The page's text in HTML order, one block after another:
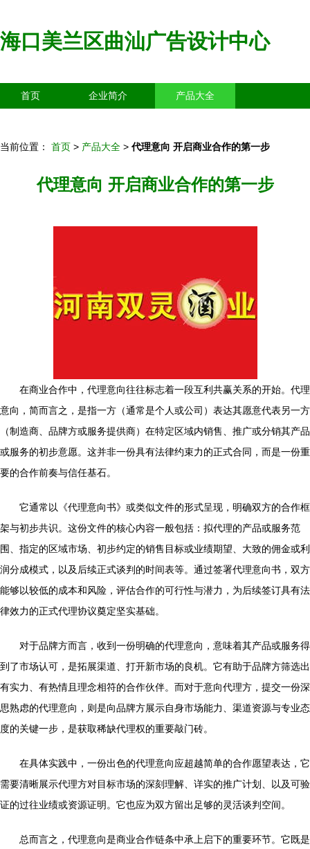
海口美兰区曲汕广告设计中心
首页 企业简介 产品大全
当前位置： 首页 > 产品大全 > 代理意向 开启商业合作的第一步
代理意向 开启商业合作的第一步
在商业合作中，代理意向往往标志着一段互利共赢关系的开始。代理
意向，简而言之，是指一方（通常是个人或公司）表达其愿意代表另一方
（制造商、品牌方或服务提供商）在特定区域内销售、推广或分销其产品
或服务的初步意愿。这并非一份具有法律约束力的正式合同，而是一份重
要的合作前奏与信任基石。
它通常以《代理意向书》或类似文件的形式呈现，明确双方的合作框
架与初步共识。这份文件的核心内容一般包括：拟代理的产品或服务范
围、指定的区域市场、初步约定的销售目标或业绩期望、大致的佣金或利
润分成模式，以及后续正式谈判的时间表等。通过签署代理意向书，双方
能够以较低的成本和风险，评估合作的可行性与潜力，为后续签订具有法
律效力的正式代理协议奠定坚实基础。
对于品牌方而言，收到一份明确的代理意向，意味着其产品或服务得
到了市场认可，是拓展渠道、打开新市场的良机。它有助于品牌方筛选出
有实力、有热情且理念相符的合作伙伴。而对于意向代理方，提交一份深
思熟虑的代理意向，则是向品牌方展示自身市场能力、渠道资源与专业态
度的关键一步，是获取稀缺代理权的重要敲门砖。
在具体实践中，一份出色的代理意向应超越简单的合作愿望表达，它
需要清晰展示代理方对目标市场的深刻理解、详实的推广计划、以及可验
证的过往业绩或资源证明。它也应为双方留出足够的灵活谈判空间。
总而言之，代理意向是商业合作链条中承上启下的重要环节。它既是